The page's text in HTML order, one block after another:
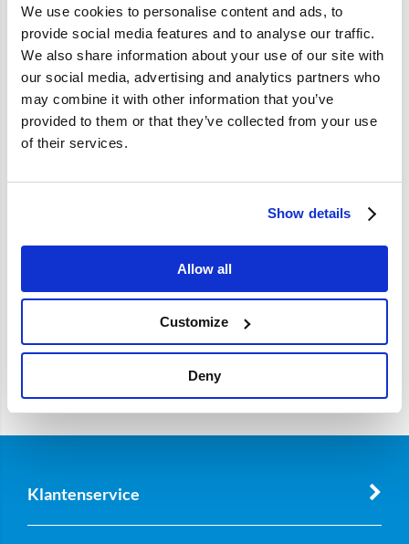
We use cookies to personalise content and ads, to
provide social media features and to analyse our traffic.
We also share information about your use of our site with
our social media, advertising and analytics partners who
may combine it with other information that you’ve
provided to them or that they’ve collected from your use
of their services.
Show details
Allow all
Customize
Deny
Specificaties
Merk
Artikelcode
OE referentie 675778 61435778 675778
Klantenservice